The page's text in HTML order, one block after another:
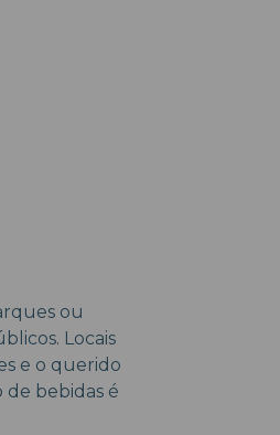
ou
Locais
e o querido
bebidas é